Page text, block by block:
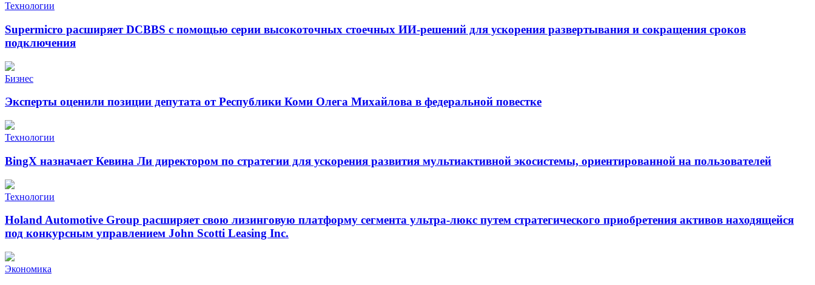
Технологии
Supermicro расширяет DCBBS с помощью серии высокоточных стоечных ИИ-решений для ускорения развертывания и сокращения сроков
подключения
Бизнес
Эксперты оценили позиции депутата от Республики Коми Олега Михайлова в федеральной повестке
Технологии
BingX назначает Кевина Ли директором по стратегии для ускорения развития мультиактивной экосистемы, ориентированной на пользователей
Технологии
Holand Automotive Group расширяет свою лизинговую платформу сегмента ультра-люкс путем стратегического приобретения активов находящейся
под конкурсным управлением John Scotti Leasing Inc.
Экономика